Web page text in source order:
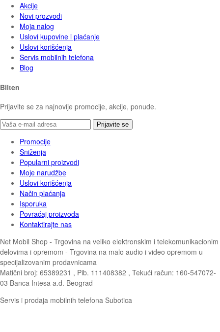
Akcije
Novi prozvodi
Moja nalog
Uslovi kupovine i plaćanje
Uslovi korišćenja
Servis mobilnih telefona
Blog
Bilten
Prijavite se za najnovije promocije, akcije, ponude.
Prijavite se
Promocije
Sniženja
Popularni proizvodi
Moje narudžbe
Uslovi korišćenja
Način plaćanja
Isporuka
Povraćaj proizvoda
Kontaktirajte nas
Net Mobil Shop - Trgovina na veliko elektronskim i telekomunikacionim
delovima i opremom - Trgovina na malo audio i video opremom u
specijalizovanim prodavnicama
Matični broj: 65389231 , Pib. 111408382 , Tekući račun: 160-547072-
03 Banca Intesa a.d. Beograd
Servis i prodaja mobilnih telefona Subotica